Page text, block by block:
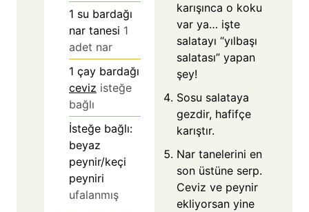
1 su bardağı
nar tanesi 1
adet nar
1 çay bardağı
ceviz isteğe
bağlı
İsteğe bağlı:
beyaz
peynir/keçi
peyniri
ufalanmış
karışınca o koku
var ya… işte
salatayı “yılbaşı
salatası” yapan
şey!
Sosu salataya
gezdir, hafifçe
karıştır.
Nar tanelerini en
son üstüne serp.
Ceviz ve peynir
ekliyorsan yine